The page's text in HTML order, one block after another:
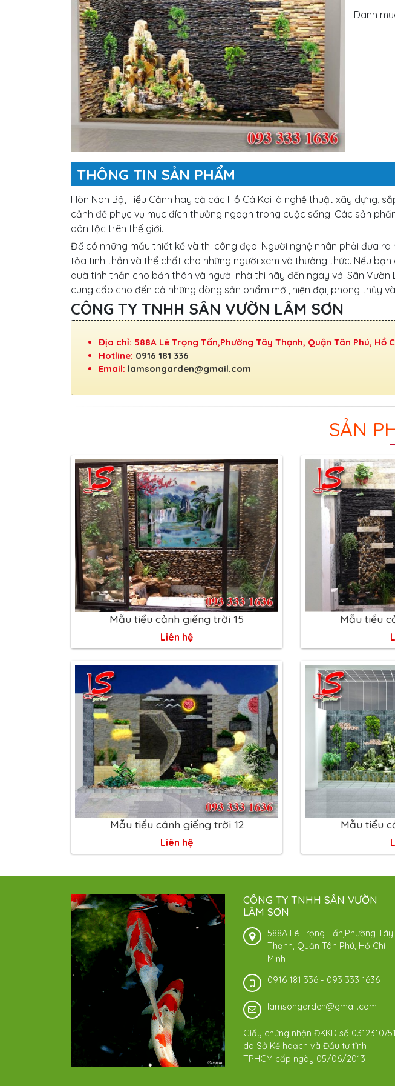
Danh
THÔNG TIN SẢN PHẨM
Hòn Non Bộ, Tiểu Cảnh hay cả các Hồ Cá Koi là nghệ thuật xây dựng,
cảnh để phục vụ mục đích thưởng ngoạn trong cuộc sống. Các sản
dân tộc trên thế giới.
Để có những mẫu thiết kế và thi công đẹp. Người nghệ nhân phải đưa
tỏa tinh thần và thể chất cho những người xem và thưởng thức. Nếu
quà tinh thần cho bản thân và người nhà thì hãy đến ngay với Sân
cung cấp cho đến cả những dòng sản phẩm mới, hiện đại, phong thủy
CÔNG TY TNHH SÂN VƯỜN LÂM SƠN
Địa chỉ: 588A Lê Trọng Tấn,Phường Tây Thạnh, Quận Tân Phú, Hồ
Hotline: 0916 181 336
Email: lamsongarden@gmail.com
SẢN
Mẫu tiểu cảnh giếng trời 15
Liên hệ
Mẫu tiểu
Mẫu tiểu cảnh giếng trời 12
Liên hệ
Mẫu tiểu
CÔNG TY TNHH SÂN VƯỜN
LÂM SƠN
588A Lê Trọng Tấn,Phường Tây
Thạnh, Quận Tân Phú, Hồ Chí
Minh
0916 181 336 - 093 333 1636
lamsongarden@gmail.com
Giấy chứng nhận ĐKKD số 0312310751
do Sở Kế hoạch và Đầu tư tỉnh
TPHCM cấp ngày 05/06/2013